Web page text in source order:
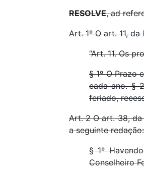
RESOLVE, ad
Art. 1º O art. 11, da
“Art. 11. Os
§ 1º O Prazo
cada ano. §
feriado,
Art. 2 O art. 38, da
a seguinte redação:
§ 1º
Conselheiro